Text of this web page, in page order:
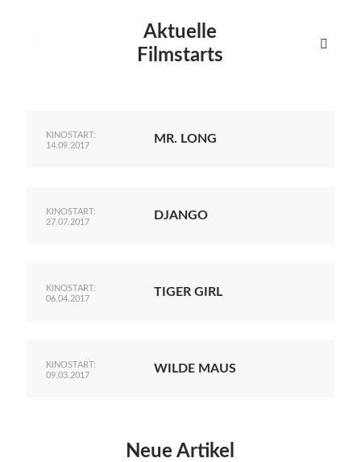
Aktuelle
Filmstarts

KINOSTART:
14.09.2017
MR. LONG
KINOSTART:
27.07.2017
DJANGO
KINOSTART:
06.04.2017
TIGER GIRL
KINOSTART:
09.03.2017
WILDE MAUS
Neue Artikel